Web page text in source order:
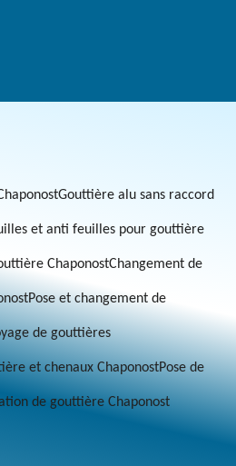
Gouttière alu sans raccord
et anti feuilles pour gouttière
ChaponostChangement de
Pose et changement de
de gouttières
et chenaux ChaponostPose de
de gouttière Chaponost